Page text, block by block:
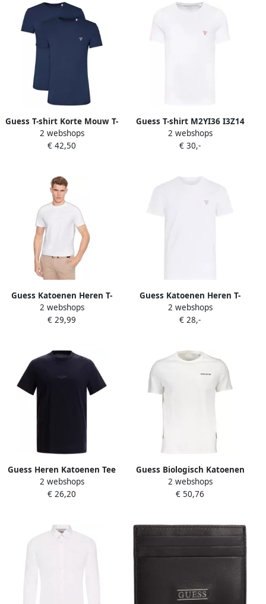
Guess T-shirt Korte Mouw T-
shirts--Mannen
2 webshops
€ 42,50
Guess T-shirt M2YI36 I3Z14
CORE TEE-G011 PURE WHITE
2 webshops
€ 30,-
Guess Katoenen Heren T-
shirt Herfst Winter Collectie
White Heren
2 webshops
€ 29,99
Guess Katoenen Heren T-
Shirt Herfst Winter Collectie
White Heren
2 webshops
€ 28,-
Guess Heren Katoenen Tee
Herfst Winter Collectie Blue
Heren
2 webshops
€ 26,20
Guess Biologisch Katoenen
T-Shirt met Korte Mouwen
en Zakje Wit Heren
2 webshops
€ 50,76